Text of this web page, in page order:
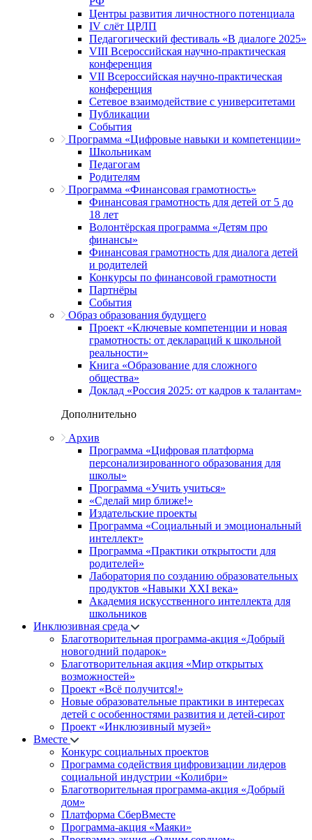
Центры развития личностного потенциала
IV слёт ЦРЛП
Педагогический фестиваль «В диалоге 2025»
VIII Всероссийская научно-практическая
конференция
VII Всероссийская научно-практическая
конференция
Сетевое взаимодействие с университетами
Публикации
События
Программа «Цифровые навыки и компетенции»
Школьникам
Педагогам
Родителям
Программа «Финансовая грамотность»
Финансовая грамотность для детей от 5 до
18 лет
Волонтёрская программа «Детям про
финансы»
Финансовая грамотность для диалога детей
и родителей
Конкурсы по финансовой грамотности
Партнёры
События
Образ образования будущего
Проект «Ключевые компетенции и новая
грамотность: от деклараций к школьной
реальности»
Книга «Образование для сложного
общества»
Доклад «Россия 2025: от кадров к талантам»
Дополнительно
Архив
Программа «Цифровая платформа
персонализированного образования для
школы»
Программа «Учить учиться»
«Сделай мир ближе!»
Издательские проекты
Программа «Социальный и эмоциональный
интеллект»
Программа «Практики открытости для
родителей»
Лаборатория по созданию образовательных
продуктов «Навыки XXI века»
Академия искусственного интеллекта для
школьников
Инклюзивная среда
Благотворительная программа-акция «Добрый
новогодний подарок»
Благотворительная акция «Мир открытых
возможностей»
Проект «Всё получится!»
Новые образовательные практики в интересах
детей с особенностями развития и детей-сирот
Проект «Инклюзивный музей»
Вместе
Конкурс социальных проектов
Программа содействия цифровизации лидеров
социальной индустрии «Колибри»
Благотворительная программа-акция «Добрый
дом»
Платформа СберВместе
Программа-акция «Маяки»